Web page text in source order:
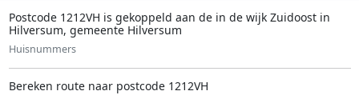
Postcode 1212VH is gekoppeld aan de in de wijk Zuidoost in
Hilversum, gemeente Hilversum
Huisnummers
Bereken route naar postcode 1212VH